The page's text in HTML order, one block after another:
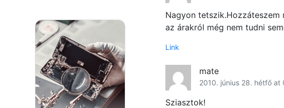
Nagyon tetszik.Hozzáteszem
az árakról még nem tudni
Link
mate
2010. június 28. hétfő at
Sziasztok!